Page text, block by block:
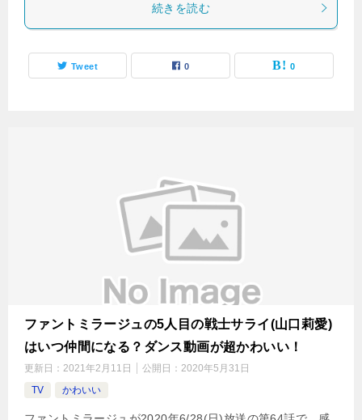
続きを読む
Tweet 0 0
ファントミラージュの5人目の戦士サライ(山口莉愛)
はいつ仲間になる？ダンス動画が超かわいい！
更新日： 2021年2月11日 公開日： 2020年5月31日
TV
かわいい